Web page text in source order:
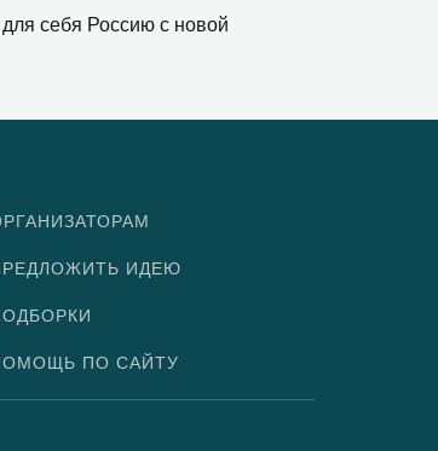
себя Россию с новой
ИДЕЮ
ПО САЙТУ